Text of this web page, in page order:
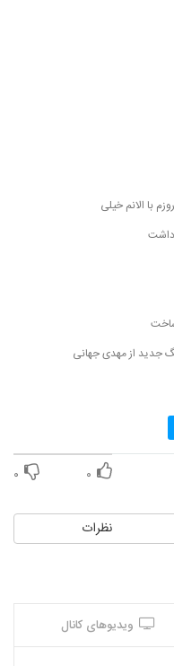
با الانم خیلی
داشت
جدید از مهدی جهانی
۰ ۰
نظرات
ویدیوهای کانال